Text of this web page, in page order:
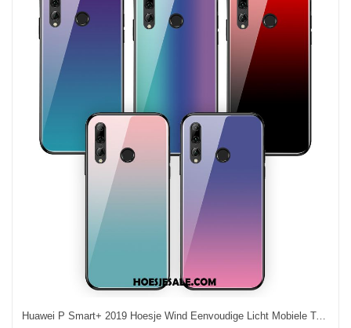
Huawei P Smart+ 2019 Hoesje Wind Eenvoudige Licht Mobiele Telefoon Kleur Winkel